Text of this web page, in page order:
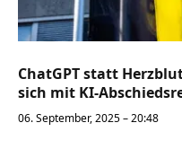
ChatGPT statt
sich mit KI-
06. September, 2025 – 20:48